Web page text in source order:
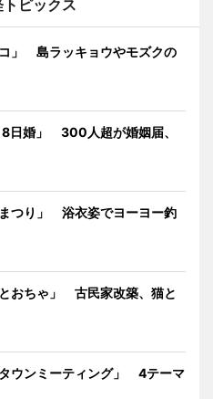
ピックス
」 島ラッキョウやモズクの
日婚」 300人超が婚姻届、
つり」 浴衣姿でヨーヨー釣
おちゃ」 古民家改築、猫と
ウンミーティング」 4テーマ